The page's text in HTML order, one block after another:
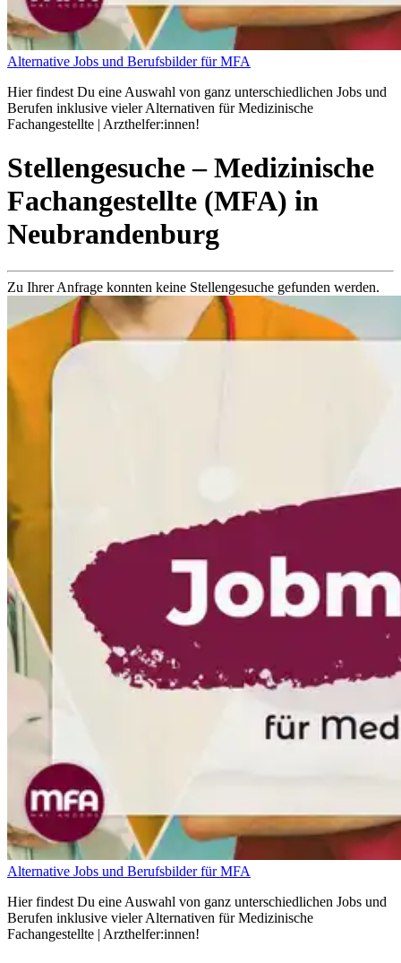
Alternative Jobs und Berufsbilder für MFA
Hier findest Du eine Auswahl von ganz unterschiedlichen Jobs und
Berufen inklusive vieler Alternativen für Medizinische
Fachangestellte | Arzthelfer:innen!
Stellengesuche– Medizinische
Fachangestellte (MFA) in
Neubrandenburg
Zu Ihrer Anfrage konnten keine Stellengesuche gefunden werden.
Alternative Jobs und Berufsbilder für MFA
Hier findest Du eine Auswahl von ganz unterschiedlichen Jobs und
Berufen inklusive vieler Alternativen für Medizinische
Fachangestellte | Arzthelfer:innen!